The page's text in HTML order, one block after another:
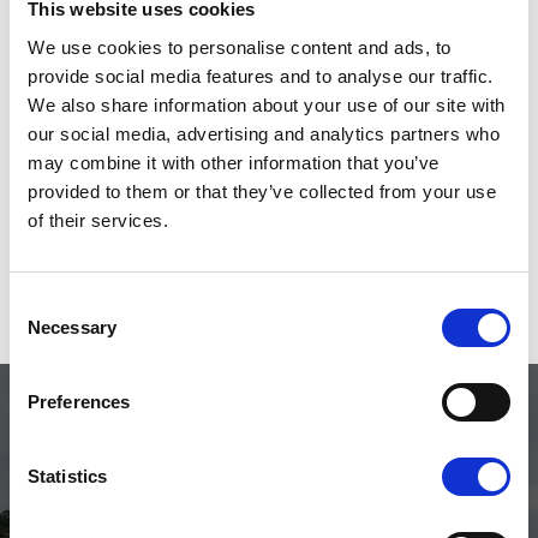
This website uses cookies
We use cookies to personalise content and ads, to
provide social media features and to analyse our traffic.
We also share information about your use of our site with
our social media, advertising and analytics partners who
may combine it with other information that you’ve
provided to them or that they’ve collected from your use
of their services.
Selection
Necessary
Preferences
Statistics
bedre, intuitivt og enkelt.
Lett. Stilig. Progressiv.
I likhet med Buster Q-smartskjermen gir Buster-